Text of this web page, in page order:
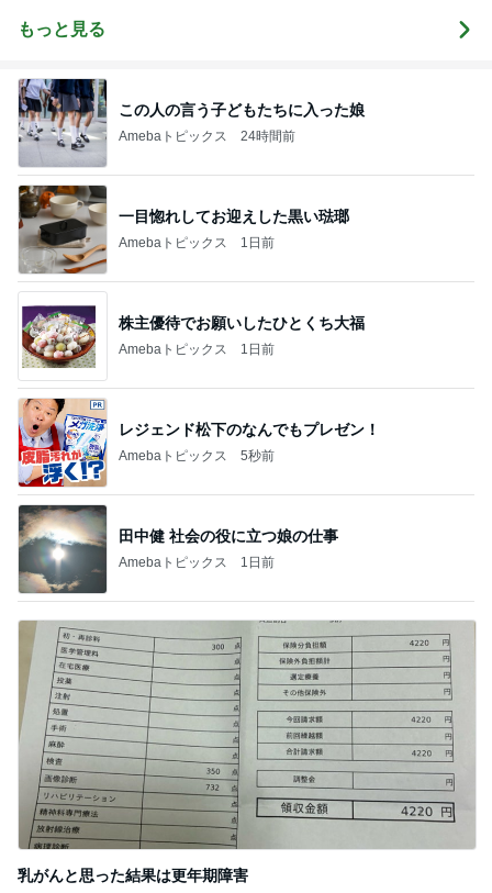
そば
もっと見る
この人の言う子どもたちに入った娘
Amebaトピックス 24時間前
一目惚れしてお迎えした黒い琺瑯
Amebaトピックス 1日前
株主優待でお願いしたひとくち大福
Amebaトピックス 1日前
レジェンド松下のなんでもプレゼン！
Amebaトピックス 5秒前
田中健 社会の役に立つ娘の仕事
Amebaトピックス 1日前
乳がんと思った結果は更年期障害